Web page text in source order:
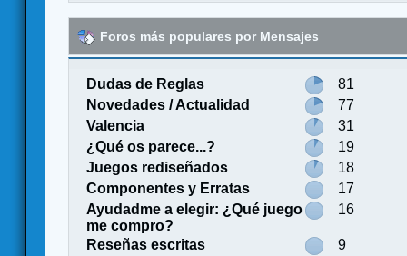
Foros más populares por Mensajes
Dudas de Reglas
81
Novedades / Actualidad
77
Valencia
31
¿Qué os parece...?
19
Juegos rediseñados
18
Componentes y Erratas
17
Ayudadme a elegir: ¿Qué juego
me compro?
16
Reseñas escritas
9